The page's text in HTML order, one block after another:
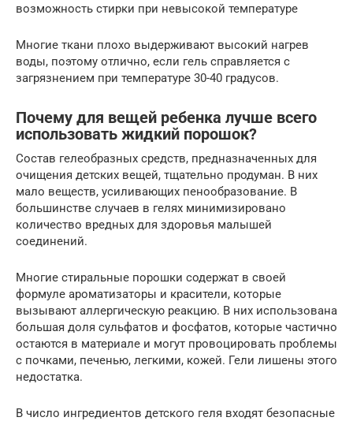
возможность стирки при невысокой температуре
Многие ткани плохо выдерживают высокий нагрев
воды, поэтому отлично, если гель справляется с
загрязнением при температуре 30-40 градусов.
Почему для вещей ребенка лучше всего
использовать жидкий порошок?
Состав гелеобразных средств, предназначенных для
очищения детских вещей, тщательно продуман. В них
мало веществ, усиливающих пенообразование. В
большинстве случаев в гелях минимизировано
количество вредных для здоровья малышей
соединений.
Многие стиральные порошки содержат в своей
формуле ароматизаторы и красители, которые
вызывают аллергическую реакцию. В них использована
большая доля сульфатов и фосфатов, которые частично
остаются в материале и могут провоцировать проблемы
с почками, печенью, легкими, кожей. Гели лишены этого
недостатка.
В число ингредиентов детского геля входят безопасные